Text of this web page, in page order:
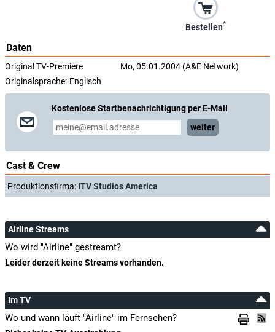
Bestellen*
Daten
Original TV-Premiere
Mo, 05.01.2004 (A&E Network)
Originalsprache: Englisch
Kostenlose Startbenachrichtigung per E-Mail
weiter
Cast & Crew
Produktionsfirma: ITV Studios America
Airline Streams
Wo wird "Airline" gestreamt?
Leider derzeit keine Streams vorhanden.
Im TV
Wo und wann läuft "Airline" im Fernsehen?